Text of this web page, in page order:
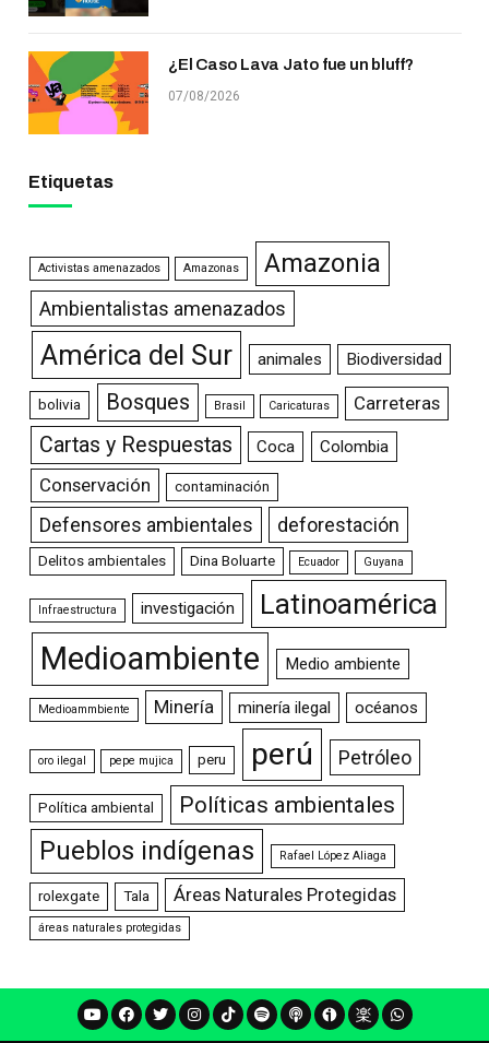
¿El Caso Lava Jato fue un bluff?
07/08/2026
Etiquetas
Activistas amenazados Amazonas Amazonia
Ambientalistas amenazados
América del Sur animales Biodiversidad
bolivia Bosques Brasil Caricaturas Carreteras
Cartas y Respuestas Coca Colombia
Conservación contaminación
Defensores ambientales deforestación
Delitos ambientales Dina Boluarte Ecuador Guyana
Infraestructura investigación Latinoamérica
Medioambiente Medio ambiente
Medioammbiente Minería minería ilegal océanos
oro ilegal pepe mujica peru perú Petróleo
Política ambiental Políticas ambientales
Pueblos indígenas Rafael López Aliaga
rolexgate Tala Áreas Naturales Protegidas
áreas naturales protegidas